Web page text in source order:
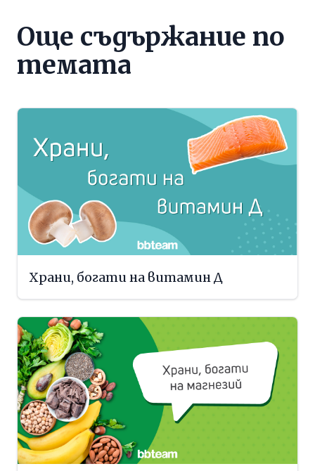
Още съдържание по
темата
Храни, богати на витамин Д